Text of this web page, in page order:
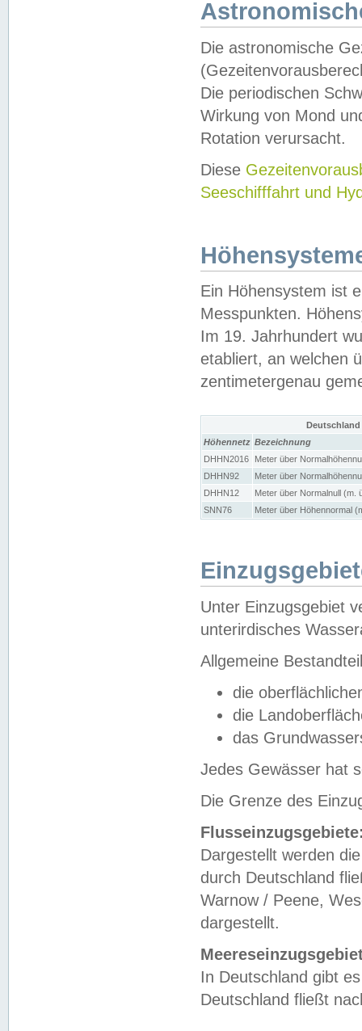
Die astronomische
Die periodischen
Wirkung von Mond
Rotation verursacht.
Diese
Seeschifffahrt und
Ein Höhensystem ist
Messpunkten.
Im 19. Jahrhundert
etabliert, an welchen
zentimetergenau
Höhennetz Bezeichnung
DHHN2016
Meter über
DHHN92
Meter über
DHHN12
Meter über Normalnull (m.
SNN76
Meter über Höhennormal
Unter Einzugsgebiet
unterirdisches
Allgemeine
die
die
das
Jedes Gewässer hat
Die Grenze des
Dargestellt werden
durch Deutschland
Warnow / Peene,
dargestellt.
In Deutschland gibt
Deutschland fließt